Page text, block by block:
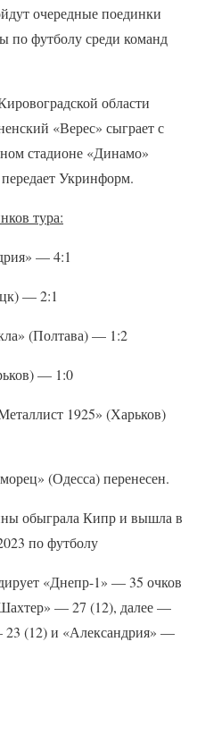
очередные поединки
по футболу среди команд
области
«Верес» сыграет с
стадионе «Динамо»
Укринформ.
тура:
— 4:1
— 2:1
(Полтава) — 1:2
— 1:0
1925» (Харьков)
(Одесса) перенесен.
обыграла Кипр и вышла в
по футболу
«Днепр-1» — 35 очков
— 27 (12), далее —
(12) и «Александрия» —